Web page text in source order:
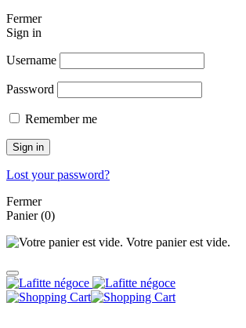
Fermer
Sign in
Username
Password
Remember me
Sign in
Lost your password?
Fermer
Panier(0)
Votre panier est vide.
Panier